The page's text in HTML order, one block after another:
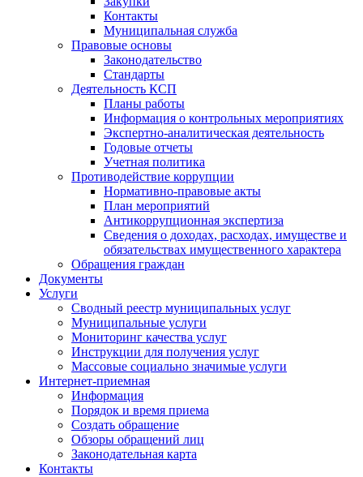
Контакты
Муниципальная служба
Правовые основы
Законодательство
Стандарты
Деятельность КСП
Планы работы
Информация о контрольных мероприятиях
Экспертно-аналитическая деятельность
Годовые отчеты
Учетная политика
Противодействие коррупции
Нормативно-правовые акты
План мероприятий
Антикоррупционная экспертиза
Сведения о доходах, расходах, имуществе и
обязательствах имущественного характера
Обращения граждан
Документы
Услуги
Сводный реестр муниципальных услуг
Муниципальные услуги
Мониторинг качества услуг
Инструкции для получения услуг
Массовые социально значимые услуги
Интернет-приемная
Информация
Порядок и время приема
Создать обращение
Обзоры обращений лиц
Законодательная карта
Контакты